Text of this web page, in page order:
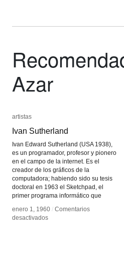
Azar
artistas
Ivan Sutherland
Ivan Edward Sutherland (USA 1938),
es un programador, profesor y pionero
en el campo de la internet. Es el
creador de los gráficos de la
computadora; habiendo sido su tesis
doctoral en 1963 el Sketchpad, el
primer programa informático que
enero 1, 1960 / Comentarios
desactivadosen
artistas
Ivan Sutherland
enero 1, 1960 / Comentarios
desactivadosen